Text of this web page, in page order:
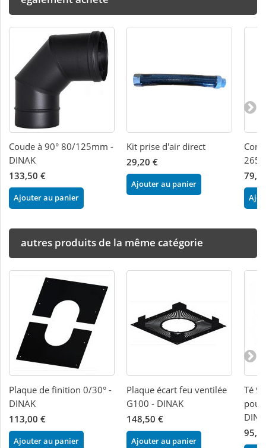
Coude à 90° 80/125mm -
DINAK
133,50 €
Ajouter au panier
Kit prise d'air direct
29,20 €
Ajouter au panier
autres produits de la même catégorie
Plaque de finition 0/30° -
DINAK
113,00 €
Ajouter au panier
Plaque écart feu ventilée
G100 - DINAK
148,50 €
Ajouter au panier
Té
pour